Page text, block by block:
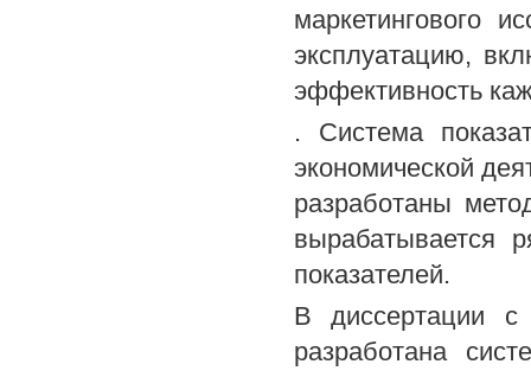
маркетингового
эксплуатацию,
эффективность
. Система
экономической
разработаны
вырабатывается
показателей.
В диссертации с
разработана